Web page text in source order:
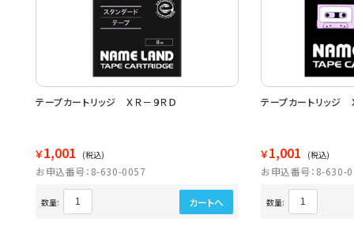
テープカートリッジ ＸＲ－９ＲＤ
￥1,001 (税込)
お申込番号：8-630-0057
数量: カートへ
テープカートリッジ
￥1,001 (税込)
お申込番号：8-630-
数量: